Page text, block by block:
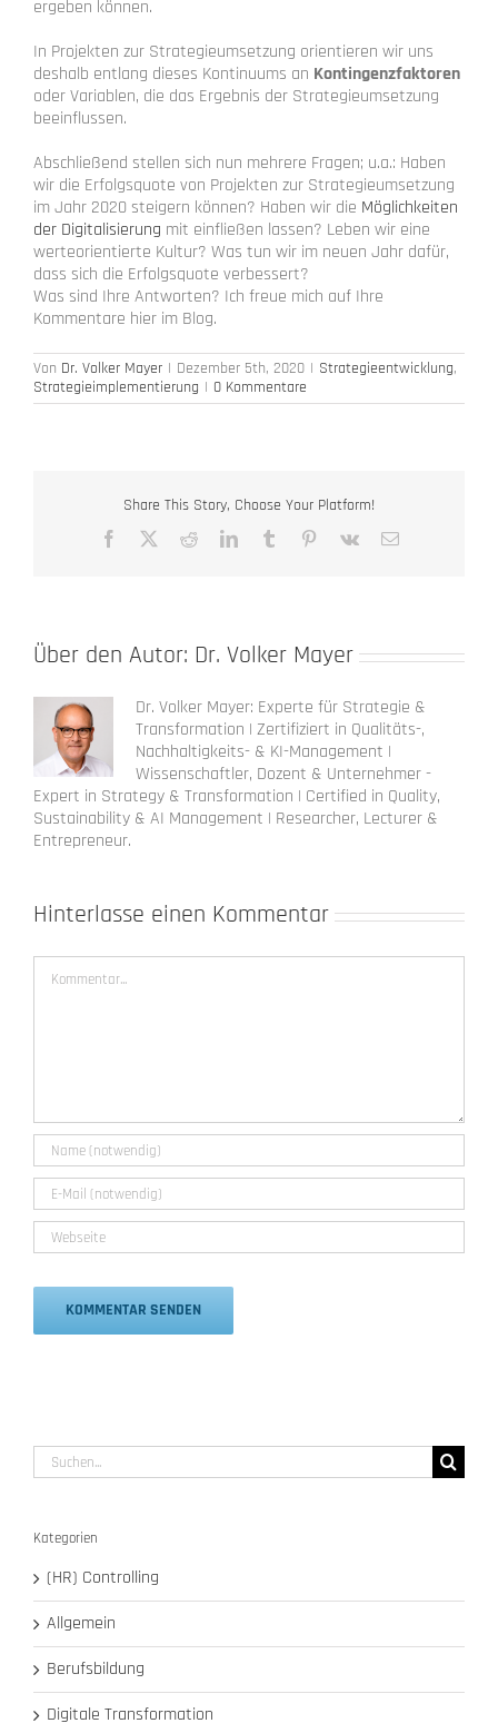
ergeben können.
In Projekten zur Strategieumsetzung orientieren wir uns
deshalb entlang dieses Kontinuums an Kontingenzfaktoren
oder Variablen, die das Ergebnis der Strategieumsetzung
beeinflussen.
Abschließend stellen sich nun mehrere Fragen; u.a.: Haben
wir die Erfolgsquote von Projekten zur Strategieumsetzung
im Jahr 2020 steigern können? Haben wir die Möglichkeiten
der Digitalisierung mit einfließen lassen? Leben wir eine
werteorientierte Kultur? Was tun wir im neuen Jahr dafür,
dass sich die Erfolgsquote verbessert?
Was sind Ihre Antworten? Ich freue mich auf Ihre
Kommentare hier im Blog.
Von Dr. Volker Mayer | Dezember 5th, 2020 | Strategieentwicklung,
Strategieimplementierung | 0 Kommentare
Share This Story, Choose Your Platform!
Facebook RedditLinkedInTumblr Pinterest
Vk
E-
Über den Autor: Dr. Volker Mayer
Dr. Volker Mayer: Experte für Strategie &
Transformation | Zertifiziert in Qualitäts-,
Nachhaltigkeits- & KI-Management |
Wissenschaftler, Dozent & Unternehmer -
Expert in Strategy & Transformation | Certified in Quality,
Sustainability & AI Management | Researcher, Lecturer &
Entrepreneur.
Hinterlasse einen Kommentar
Suche
nach:
Kategorien
(HR) Controlling
Allgemein
Berufsbildung
Digitale Transformation